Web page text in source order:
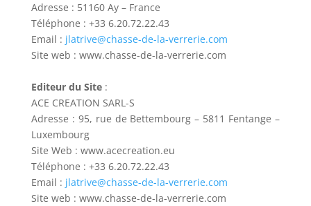
Adresse : 51160 Ay – France
Téléphone : +33 6.20.72.22.43
Email : jlatrive@chasse-de-la-verrerie.com
Site web : www.chasse-de-la-verrerie.com
Editeur du Site:
ACE CREATION SARL-S
Adresse : 95, rue de Bettembourg – 5811 Fentange –
Luxembourg
Site Web : www.acecreation.eu
Téléphone : +33 6.20.72.22.43
Email : jlatrive@chasse-de-la-verrerie.com
Site web : www.chasse-de-la-verrerie.com